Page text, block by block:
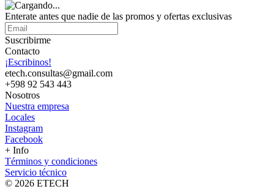
Enterate antes que nadie de las promos y ofertas exclusivas
Suscribirme
Contacto
¡Escribinos!
etech.consultas@gmail.com
+598 92 543 443
Nosotros
Nuestra empresa
Locales
Instagram
Facebook
+ Info
Términos y condiciones
Servicio técnico
© 2026 ETECH